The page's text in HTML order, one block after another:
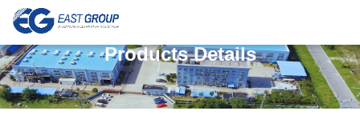
Products Details